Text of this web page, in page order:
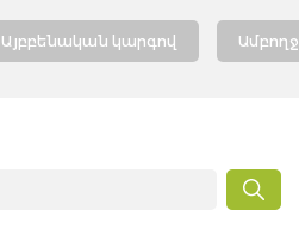
Այբբենական կարգով